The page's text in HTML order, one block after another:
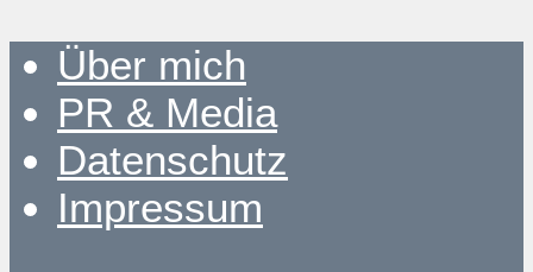
Über mich
PR & Media
Datenschutz
Impressum